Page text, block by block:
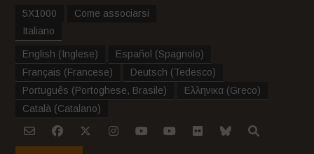
5X1000
Come associarsi
Italiano
English (Inglese) Español (Spagnolo)
Français (Francese) Deutsch (Tedesco)
Português (Portoghese, Brasile) Ελληνικα (Greco)
Català (Catalano)